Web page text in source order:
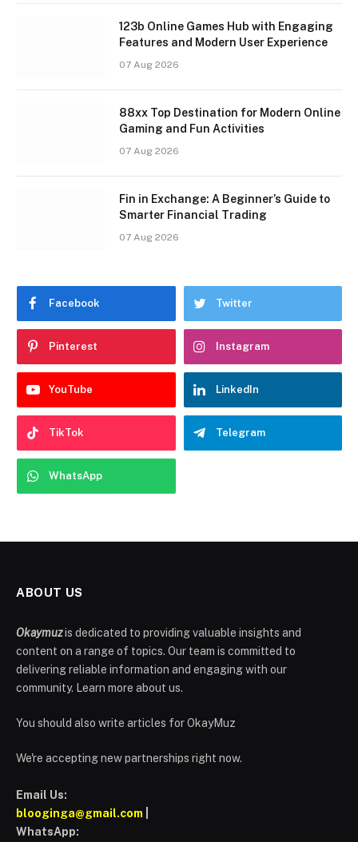
123b Online Games Hub with Engaging
Features and Modern User Experience
07 Aug 2026
88xx Top Destination for Modern Online
Gaming and Fun Activities
07 Aug 2026
Fin in Exchange: A Beginner’s Guide to
Smarter Financial Trading
07 Aug 2026
Facebook Twitter
Pinterest Instagram
YouTube LinkedIn
TikTok Telegram
WhatsApp
ABOUT US
Okaymuzis dedicated to providing valuable insights and
content on a range of topics. Our team is committed to
delivering reliable information and engaging with our
community. Learn more about us.
You should also write articles for OkayMuz
We're accepting new partnerships right now.
Email Us:
blooginga@gmail.com
WhatsApp: